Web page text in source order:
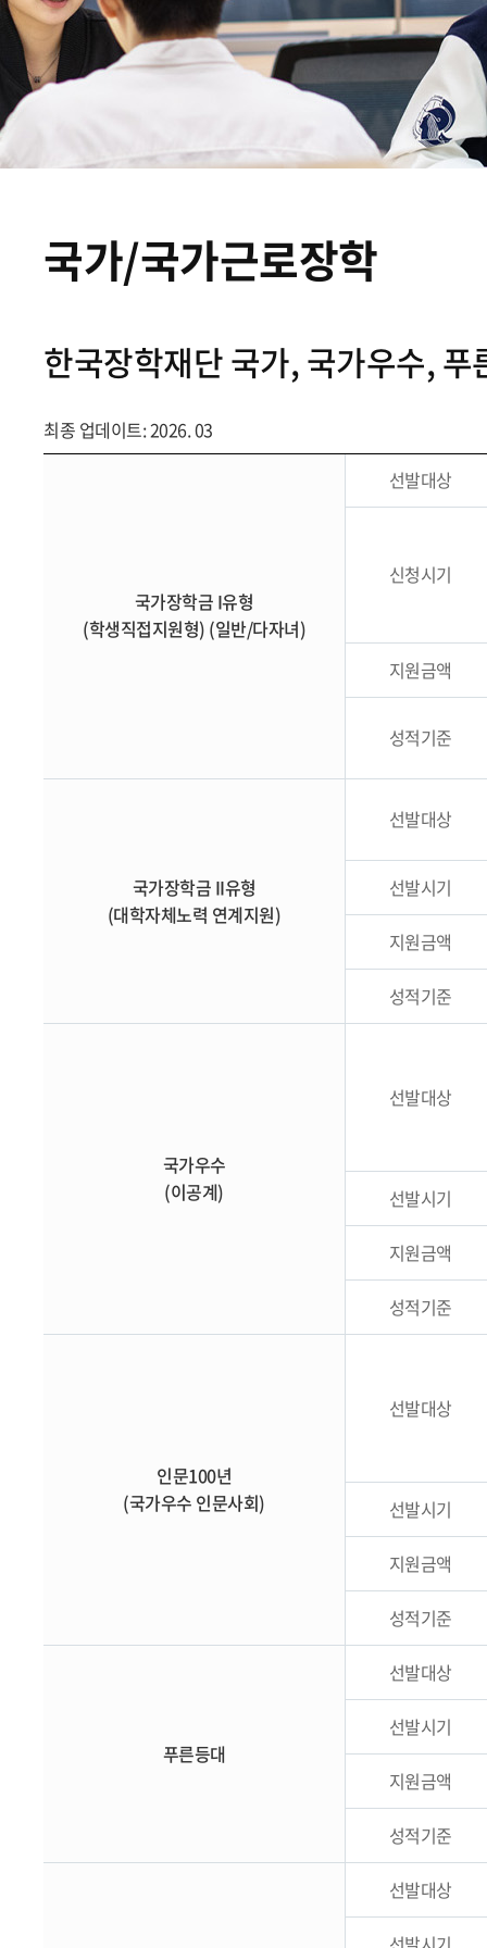
국가/국가근로장학
한국장학재단 국가, 국가우수, 푸
최종 업데이트: 2026. 03
국가장학금 I유형
(학생직접지원형) (일반/다자녀)
선발대상
신청시기
지원금액
성적기준
국가장학금 II유형
(대학자체노력 연계지원)
선발대상
선발시기
지원금액
성적기준
국가우수
(이공계)
선발대상
선발시기
지원금액
성적기준
인문100년
(국가우수 인문사회)
선발대상
선발시기
지원금액
성적기준
푸른등대
선발대상
선발시기
지원금액
성적기준
선발대상